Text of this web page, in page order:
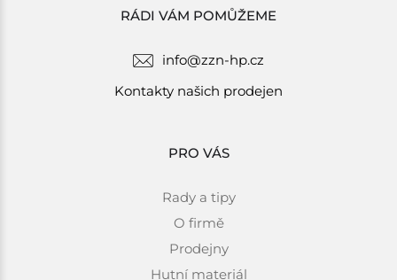
RÁDI VÁM POMŮŽEME
info@zzn-hp.cz
Kontakty našich prodejen
PRO VÁS
Rady a tipy
O firmě
Prodejny
Hutní materiál